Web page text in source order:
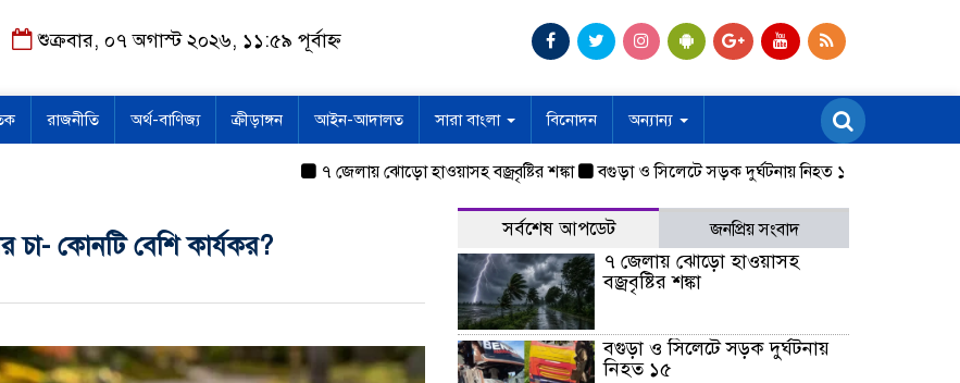
শুক্রবার, ০৭ অগাস্ট ২০২৬, ১১:৫৯ পূর্বাহ্ন
রাজনীতি অর্থ-বাণিজ্য ক্রীড়াঙ্গন আইন-আদালত সারা বাংলা বিনোদন অন্যান্য
৭ জেলায় ঝোড়ো হাওয়াসহ বজ্রবৃষ্টির শঙ্কা বগুড়া ও সিলেটে সড়ক দুর্ঘটনায় নিহত ১৫
চা- কোনটি বেশি কার্যকর?
সর্বশেষ আপডেট জনপ্রিয় সংবাদ
৭ জেলায় ঝোড়ো হাওয়াসহ
বজ্রবৃষ্টির শঙ্কা
বগুড়া ও সিলেটে সড়ক দুর্ঘটনায়
নিহত ১৫